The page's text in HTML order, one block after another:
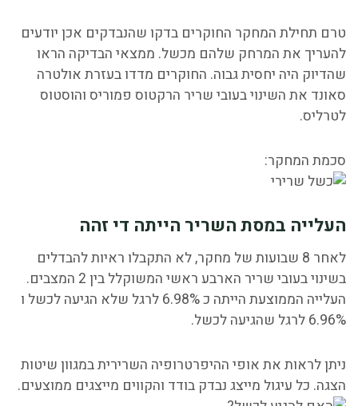
טרם תחילת המחקר החוקרים בדקו שהנבדקים אכן יודעים
להעריך את המרחק שלהם מכשל. ממצאי הבדיקה הראו
שהדיוק היה יחסית גבוה. החוקרים מדדו בעזרת אולטרה
סאונד את השינוי בעובי שריר הרקטוס פמוריס והוסטוס
לטרליס.
סכמת המחקר:
העלייה במסת השריר הייתה די זהה
לאחר 8 שבועות של מחקר, לא התקבלו ראיות להבדלים
בשינוי בעובי שריר הארבע ראשי המשוקלל בין 2 המצבים.
העלייה הממוצעת הייתה כ 6.98% לרגל שלא הגיעה לכשל ו
6.96% לרגל שהגיעה לכשל.
ניתן לראות את אופי ההיפרטרופיה השרירית במגוון שיטות
הצגה. כל עיגול מייצג נבדק בודד והקווים מייצגים ממוצעים.